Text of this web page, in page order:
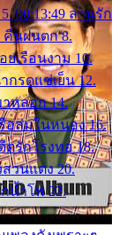
00:13:49 ลานรัก
คืนฝนตก 8.
ยเรือนงาม 10.
กรดแช่เย็น 12.
าหลอก 14.
รือล่มในหนอง 16.
ตรักโรงทอ 18.
สวนแตง 20.
กน้ำโพ 22.